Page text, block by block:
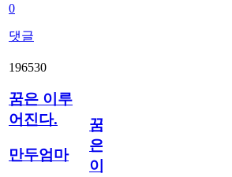
0
댓글
196530
꿈은 이루
어진다.
만두엄마
꿈
은
이